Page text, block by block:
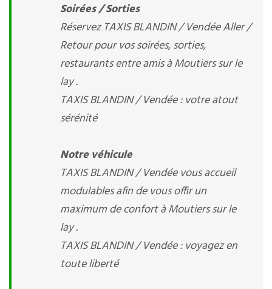
Soirées / Sorties
Réservez TAXIS BLANDIN / Vendée Aller /
Retour pour vos soirées, sorties,
restaurants entre amis à Moutiers sur le
lay .
TAXIS BLANDIN / Vendée : votre atout
sérénité
Notre véhicule
TAXIS BLANDIN / Vendée vous accueil
modulables afin de vous offir un
maximum de confort à Moutiers sur le
lay .
TAXIS BLANDIN / Vendée : voyagez en
toute liberté